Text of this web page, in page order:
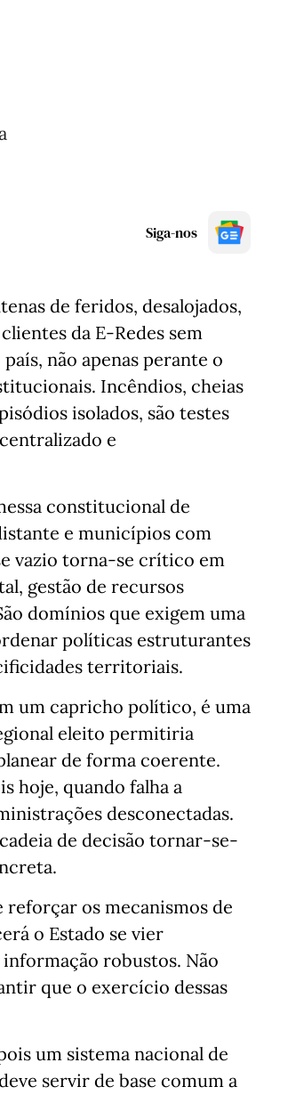
Siga-nos
de feridos, desalojados,
da E-Redes sem
não apenas perante o
Incêndios, cheias
isolados, são testes
e
constitucional de
e municípios com
vazio torna-se crítico em
gestão de recursos
domínios que exigem uma
políticas estruturantes
territoriais.
um capricho político, é uma
eleito permitiria
de forma coerente.
hoje, quando falha a
desconectadas.
de decisão tornar-se-
os mecanismos de
o Estado se vier
robustos. Não
que o exercício dessas
um sistema nacional de
servir de base comum a